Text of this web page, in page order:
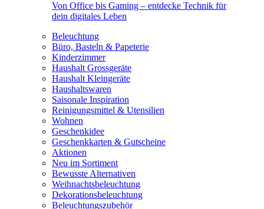
Von Office bis Gaming – entdecke Technik für
dein digitales Leben
Beleuchtung
Büro, Basteln & Papeterie
Kinderzimmer
Haushalt Grossgeräte
Haushalt Kleingeräte
Haushaltswaren
Saisonale Inspiration
Reinigungsmittel & Utensilien
Wohnen
Geschenkidee
Geschenkkarten & Gutscheine
Aktionen
Neu im Sortiment
Bewusste Alternativen
Weihnachtsbeleuchtung
Dekorationsbeleuchtung
Beleuchtungszubehör